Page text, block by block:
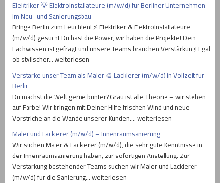
Elektriker 💡 Elektroinstallateure (m/w/d) für Berliner Unternehmen
im Neu- und Sanierungsbau
Bringe Berlin zum Leuchten! ⚡ Elektriker & Elektroinstallateure
(m/w/d) gesucht Du hast die Power, wir haben die Projekte! Dein
Fachwissen ist gefragt und unsere Teams brauchen Verstärkung! Egal
ob stylischer… weiterlesen
Verstärke unser Team als Maler 🎨 Lackierer (m/w/d) in Vollzeit für
Berlin
Du machst die Welt gerne bunter? Grau ist alle Theorie – wir stehen
auf Farbe! Wir bringen mit Deiner Hilfe frischen Wind und neue
Vorstriche an die Wände unserer Kunden.… weiterlesen
Maler und Lackierer (m/w/d) – Innenraumsanierung
Wir suchen Maler & Lackierer (m/w/d), die sehr gute Kenntnisse in
der Innenraumsanierung haben, zur sofortigen Anstellung. Zur
Verstärkung bestehender Teams suchen wir Maler und Lackierer
(m/w/d) für die Sanierung… weiterlesen